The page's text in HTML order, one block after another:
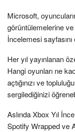
Microsoft,
görüntülemelerine ve
İncelemesi sayfasını
Her yıl yayınlanan
Hangi oyunları ne
açtığınızı ve
sergilediğinizi
Aslında Xbox Yıl
Spotify Wrapped ve